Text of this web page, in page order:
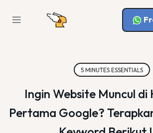
5 MINUTES ESSENTIALS
Ingin Website Muncul di
Pertama Google?